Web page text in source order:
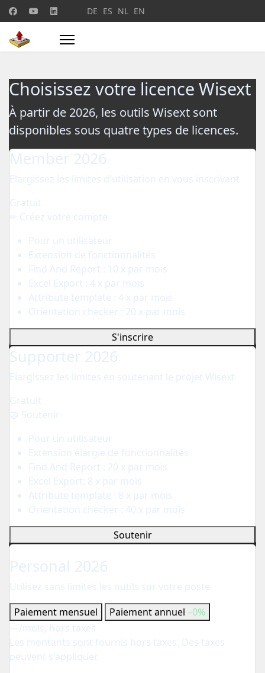
Sélectionnez votre langue
DE ES NL EN
Choisissez votre licence Wisext
À partir de 2026, les outils Wisext sont
disponibles sous quatre types de licences.
Member 2026
Elargissez les limites d'utilisation en vous inscrivant
Gratuit
✏ Créez votre compte
Pour un utilisateur
Extension de fonctionnalités
Find And Report : 10 x par mois
Excel Export : 4 x par mois
Attribute template : 4 x par mois
Orientation checker : 20 x par mois
S'inscrire
Supporter 2026
Elargissez les limites en soutenant le projet Wisext
Gratuit
🤝 Soutenir
Pour un utilisateur
Extension élargie de fonctionnalités
Find And Report : 20 x par mois
Excel Export: 8 x par mois
Attribute template : 8 x par mois
Orientation checker : 40 x par mois
Soutenir
Personal 2026
Utilisez sans limites les outils sur votre poste
Paiement mensuel
Paiement annuel –0%
—/mois, hors taxes
Les montants sont fournis hors taxes. Des taxes
peuvent s'appliquer.